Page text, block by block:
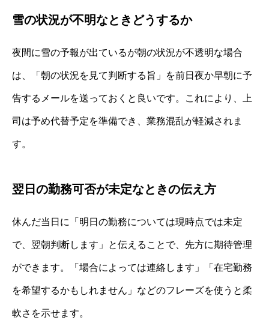
雪の状況が不明なときどうするか
夜間に雪の予報が出ているが朝の状況が不透明な場合
は、「朝の状況を見て判断する旨」を前日夜か早朝に予
告するメールを送っておくと良いです。これにより、上
司は予め代替予定を準備でき、業務混乱が軽減されま
す。
翌日の勤務可否が未定なときの伝え方
休んだ当日に「明日の勤務については現時点では未定
で、翌朝判断します」と伝えることで、先方に期待管理
ができます。「場合によっては連絡します」「在宅勤務
を希望するかもしれません」などのフレーズを使うと柔
軟さを示せます。